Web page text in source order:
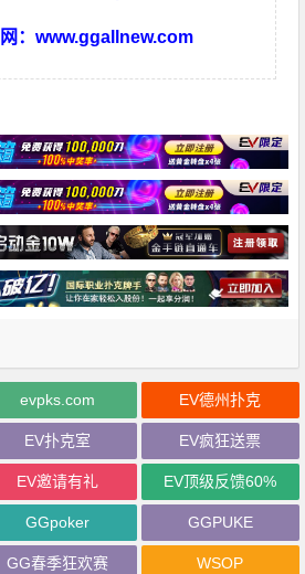
：www.ggallnew.com
evpks.com EV德州扑克
EV扑克室 EV疯狂送票
EV邀请有礼 EV顶级反馈60%
GGpoker GGPUKE
GG春季狂欢赛 WSOP